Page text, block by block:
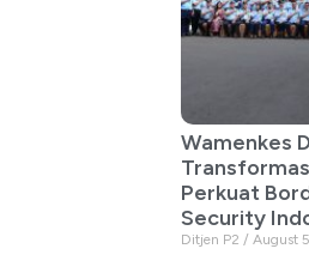
Wamenkes
Perkuat
Security
Ditjen P2 August